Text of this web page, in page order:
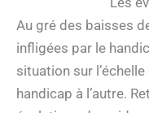
Au gré des baisses
infligées par le
situation sur
handicap à l’autre.